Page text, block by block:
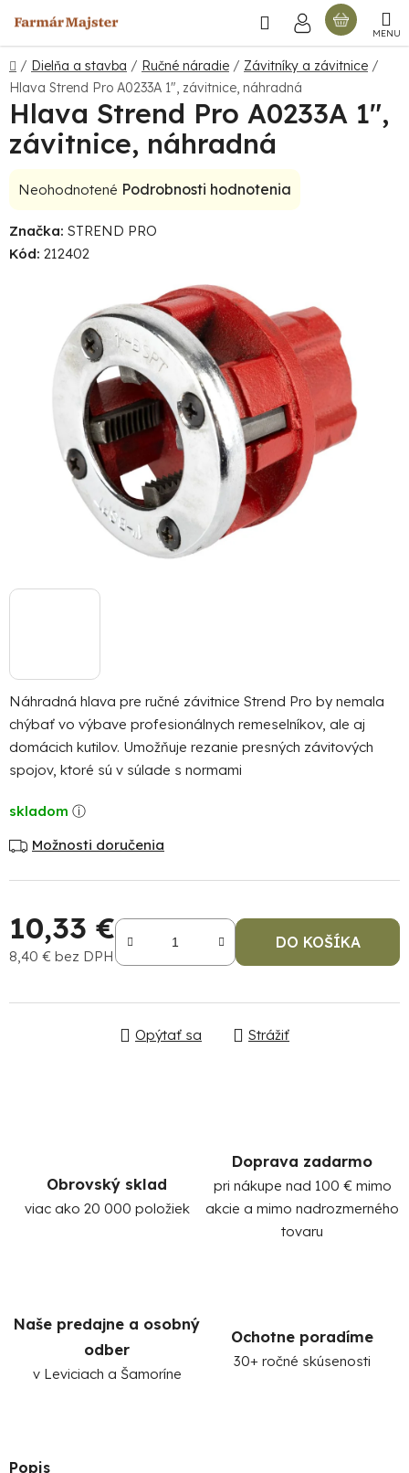
na
obsah
Hľadať
Domov
/ Dielňa a stavba / Ručné náradie / Závitníky a závitnice /
Hlava Strend Pro A0233A 1", závitnice, náhradná
Náhradná hlava pre ručné závitnice Strend Pro by nemala
chýbať vo výbave profesionálnych remeselníkov, ale aj
domácich kutilov. Umožňuje rezanie presných závitových
spojov, ktoré sú v súlade s normami
skladom
Možnosti doručenia
10,33 €
8,40 € bez DPH
DO KOŠÍKA
Opýtať sa Strážiť
Obrovský sklad
viac ako 20 000 položiek
Doprava zadarmo
pri nákupe nad 100 € mimo
akcie a mimo nadrozmerného
tovaru
Naše predajne a osobný
odber
v Leviciach a Šamoríne
Ochotne poradíme
30+ ročné skúsenosti
Hlava Strend Pro A0233A 1",
závitnice, náhradná
Priemerné
produktu
je
hviezdičiek.
Neohodnotené Podrobnosti hodnotenia
Značka: STREND PRO
Kód: 212402
Popis